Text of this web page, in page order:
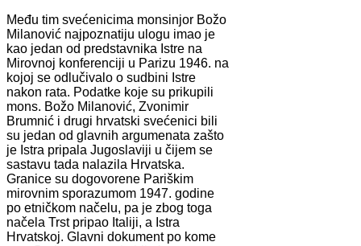
Među tim svećenicima monsinjor Božo
Milanović najpoznatiju ulogu imao je
kao jedan od predstavnika Istre na
Mirovnoj konferenciji u Parizu 1946. na
kojoj se odlučivalo o sudbini Istre
nakon rata. Podatke koje su prikupili
mons. Božo Milanović, Zvonimir
Brumnić i drugi hrvatski svećenici bili
su jedan od glavnih argumenata zašto
je Istra pripala Jugoslaviji u čijem se
sastavu tada nalazila Hrvatska.
Granice su dogovorene Pariškim
mirovnim sporazumom 1947. godine
po etničkom načelu, pa je zbog toga
načela Trst pripao Italiji, a Istra
Hrvatskoj. Glavni dokument po kome